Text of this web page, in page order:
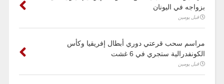
بزواجه في اليونان
قبل يومين
مراسم سحب قرعتي دوري أبطال إفريقيا وكأس
الكونفدرالية ستجري في 6 غشت
قبل يومين